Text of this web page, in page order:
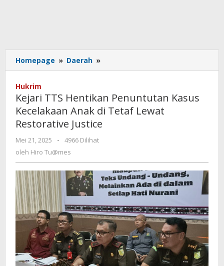
Homepage » Daerah »
TTS
Kasus
Kecelakaan
Anak
Restorative
Justice
Hukrim
Kejari TTS Hentikan Penuntutan Kasus
Kecelakaan Anak di Tetaf Lewat
Restorative Justice
Mei 21, 2025
oleh
Hiro
-
4966 Dilihat
oleh Hiro Tu@mes